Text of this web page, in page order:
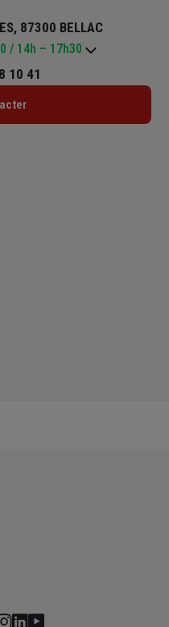
87300 BELLAC
Ouvert 09h – 12h30 / 14h – 17h30
/ 14h – 17h30
10 41